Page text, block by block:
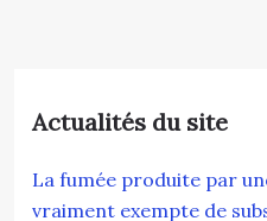
Actualités du site
La fumée produite par
vraiment exempte de